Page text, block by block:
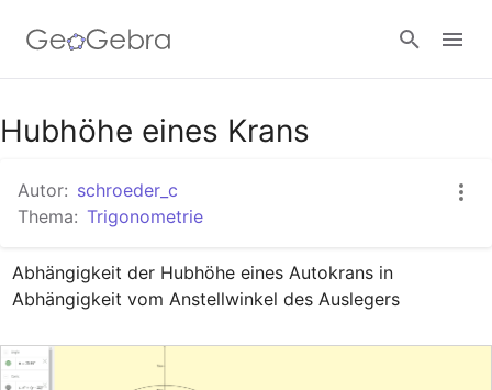
Google Classroom
GeoGebra Classroom
Anmelden
Hubhöhe eines Krans
Autor: schroeder_c
Thema: Trigonometrie
Abhängigkeit der Hubhöhe eines Autokrans in
Abhängigkeit vom Anstellwinkel des Auslegers